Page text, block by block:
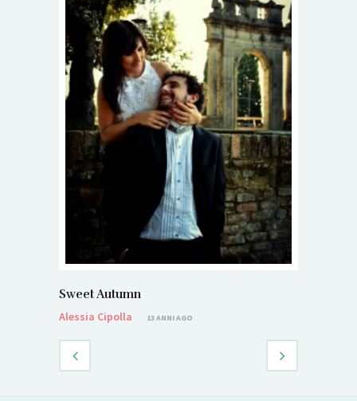
Sweet Autumn
Alessia Cipolla
13 ANNI AGO